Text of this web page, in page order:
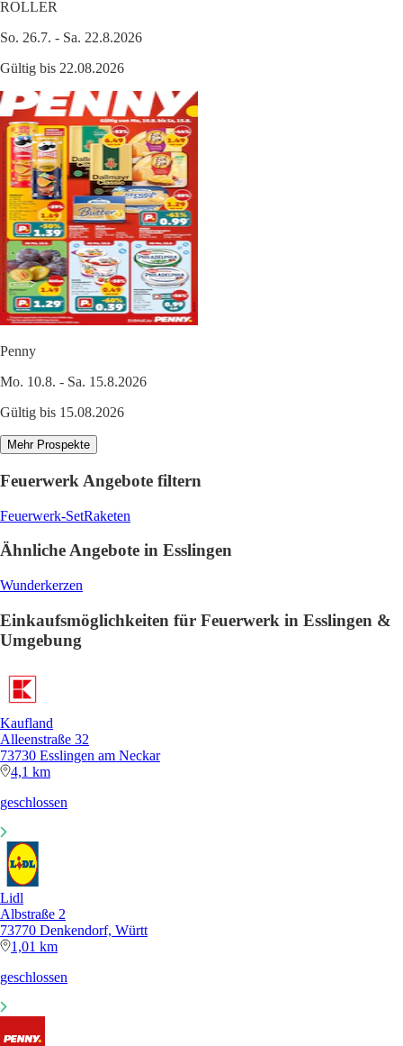
ROLLER
So. 26.7. - Sa. 22.8.2026
Gültig bis 22.08.2026
Penny
Mo. 10.8. - Sa. 15.8.2026
Gültig bis 15.08.2026
Mehr Prospekte
Feuerwerk Angebote filtern
Feuerwerk-SetRaketen
Ähnliche Angebote in Esslingen
Wunderkerzen
Einkaufsmöglichkeiten für Feuerwerk in Esslingen &
Umgebung
Kaufland
Alleenstraße 32
73730 Esslingen am Neckar
4,1 km
geschlossen
Lidl
Albstraße 2
73770 Denkendorf, Württ
1,01 km
geschlossen